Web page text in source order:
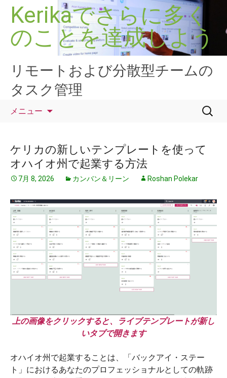
Kerikaでさらに多く
のことを達成しよう
リモートおよび分散型チームの
タスク管理
メニュー
検
索:
ケリカの新しいテンプレートを使って
オハイオ州で起業する方法
7月 8, 2026 カンバン＆リーン Roshan Polekar
上の画像をクリックすると、ライブテンプレートが新し
いタブで開きます
オハイオ州で起業することは、「バックアイ・ステー
ト」におけるあなたのプロフェッショナルとしての軌跡